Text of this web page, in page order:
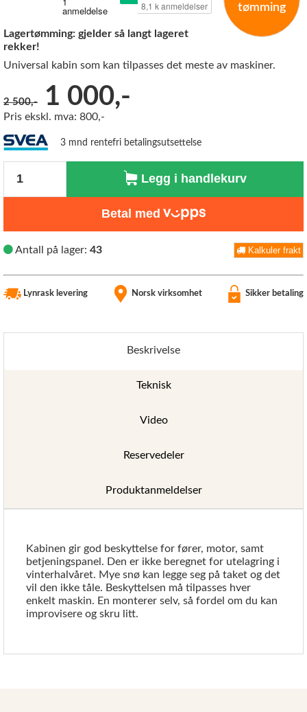
tømming
Lagertømming: gjelder så langt lageret
rekker!
Universal kabin som kan tilpasses det meste av maskiner.
2 500,-
1 000,-
Pris ekskl. mva: 800,-
3 mnd rentefri betalingsutsettelse
Legg i handlekurv
Betal med
Antall på lager: 43 Kalkuler frakt
Lynrask levering Norsk virksomhet Sikker betaling
Beskrivelse
Teknisk
Video
Reservedeler
Produktanmeldelser
Kabinen gir god beskyttelse for fører, motor, samt
betjeningspanel. Den er ikke beregnet for utelagring i
vinterhalvåret. Mye snø kan legge seg på taket og det
vil den ikke tåle. Beskyttelsen må tilpasses hver
enkelt maskin. En monterer selv, så fordel om du kan
improvisere og skru litt.